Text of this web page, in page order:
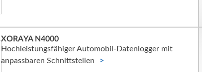
XORAYA N4000
Hochleistungsfähiger Automobil-Datenlogger mit
anpassbaren Schnittstellen